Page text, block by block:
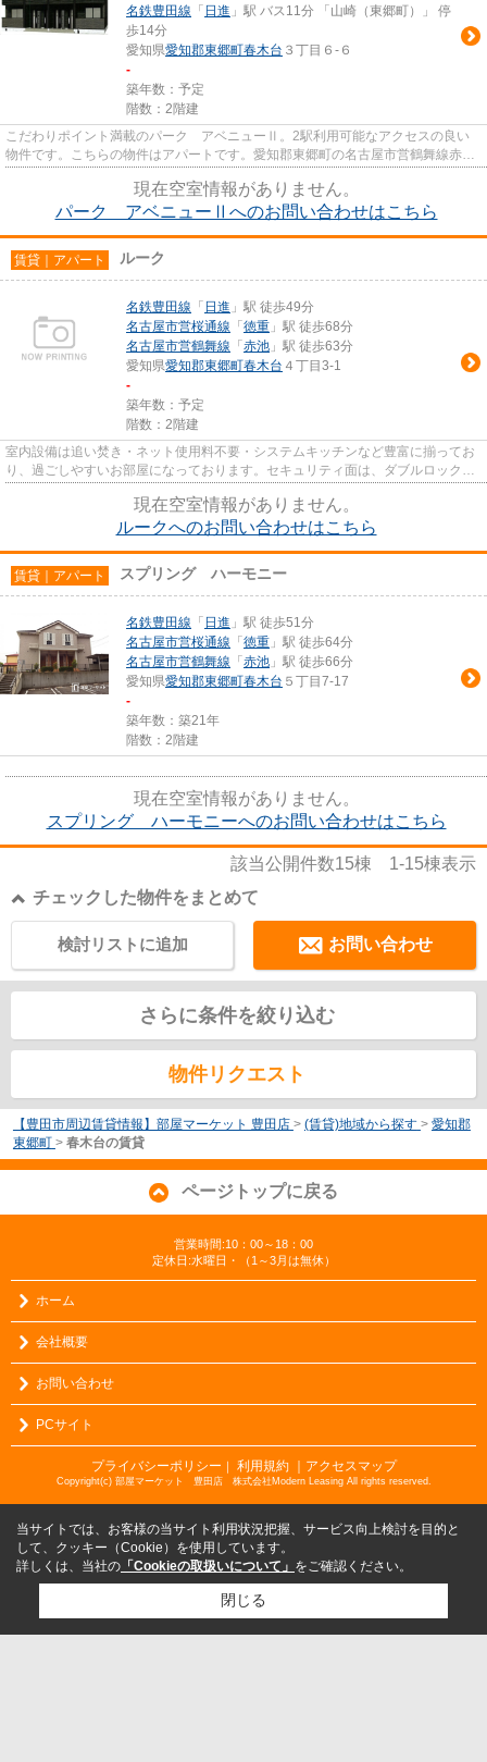
名鉄豊田線 「 日進 」駅 バス11分 「山崎（東郷町）」 停
歩14分
愛知県愛知郡東郷町春木台 ３丁目６-６
-
築年数：予定
階数：2階建
こだわりポイント満載のパーク アベニューⅡ。2駅利用可能なアクセスの良い
物件です。こちらの物件はアパートです。愛知郡東郷町の名古屋市営鶴舞線赤池
現在空室情報がありません。
パーク アベニューⅡへのお問い合わせはこちら
賃貸｜アパート ルーク
名鉄豊田線 「 日進 」駅 徒歩49分
名古屋市営桜通線 「 徳重 」駅 徒歩68分
名古屋市営鶴舞線 「 赤池 」駅 徒歩63分
愛知県愛知郡東郷町春木台 ４丁目3-1
-
築年数：予定
階数：2階建
室内設備は追い焚き・ネット使用料不要・システムキッチンなど豊富に揃ってお
り、過ごしやすいお部屋になっております。セキュリティ面は、ダブルロックキ
現在空室情報がありません。
ルークへのお問い合わせはこちら
賃貸｜アパート スプリング ハーモニー
名鉄豊田線 「 日進 」駅 徒歩51分
名古屋市営桜通線 「 徳重 」駅 徒歩64分
名古屋市営鶴舞線 「 赤池 」駅 徒歩66分
愛知県愛知郡東郷町春木台 ５丁目7-17
-
築年数：築21年
階数：2階建
現在空室情報がありません。
スプリング ハーモニーへのお問い合わせはこちら
該当公開件数15棟 1-15棟表示
チェックした物件をまとめて
お問い合わせ
検討リストに追加
さらに条件を絞り込む
物件リクエスト
【豊田市周辺賃貸情報】部屋マーケット 豊田店 > (賃貸)地域から探す > 愛知郡
東郷町 > 春木台の賃貸
ページトップに戻る
営業時間:10：00～18：00
定休日:水曜日・（1～3月は無休）
ホーム
会社概要
お問い合わせ
PCサイト
プライバシーポリシー ｜ 利用規約 ｜アクセスマップ
Copyright(c) 部屋マーケット 豊田店 株式会社Modern Leasing All rights reserved.
当サイトでは、お客様の当サイト利用状況把握、サービス向上検討を目的と
して、クッキー（Cookie）を使用しています。
詳しくは、当社の 「Cookieの取扱いについて」 をご確認ください。
閉じる